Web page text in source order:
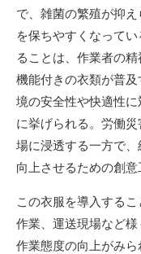
で、雑菌の繁殖が抑
を保ちやすくなって
ることは、作業者の
機能付きの衣類が普
境の安全性や快適性
に挙げられる。労働
場に浸透する一方で
向上させるための創意
この衣服を導入する
作業、運送現場など
作業態度の向上がみ